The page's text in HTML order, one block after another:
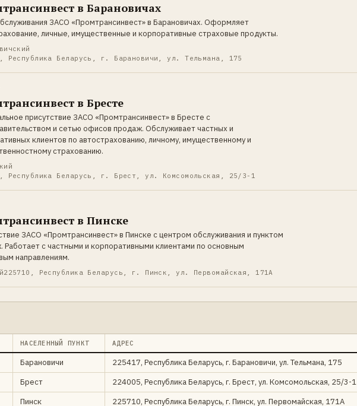
в Барановичах
ЗАСО «Промтрансинвест» в Барановичах. Оформляет
личные, имущественные и корпоративные страховые продукты.
Республика Беларусь, г. Барановичи, ул. Тельмана, 175
в Бресте
присутствие ЗАСО «Промтрансинвест» в Бресте с
и сетью офисов продаж. Обслуживает частных и
клиентов по автострахованию, личному, имущественному и
страхованию.
Республика Беларусь, г. Брест, ул. Комсомольская, 25/3-1
в Пинске
ЗАСО «Промтрансинвест» в Пинске с центром обслуживания и пунктом
Работает с частными и корпоративными клиентами по основным
направлениям.
225710, Республика Беларусь, г. Пинск, ул. Первомайская, 171А
НАСЕЛЕННЫЙ ПУНКТ АДРЕС
Барановичи
225417, Республика Беларусь, г. Барановичи, ул. Тельмана, 175
Брест
224005, Республика Беларусь, г. Брест, ул. Комсомольская, 25/3-1
Пинск 225710, Республика Беларусь, г. Пинск, ул. Первомайская, 171А